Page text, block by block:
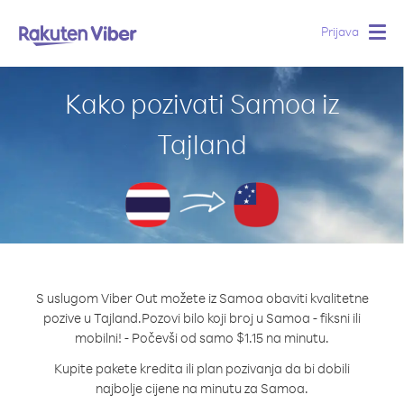
Prijava
Kako pozivati Samoa iz
Tajland
S uslugom Viber Out možete iz Samoa obaviti kvalitetne
pozive u Tajland.Pozovi bilo koji broj u Samoa - fiksni ili
mobilni! - Počevši od samo $1.15 na minutu.
Kupite pakete kredita ili plan pozivanja da bi dobili
najbolje cijene na minutu za Samoa.